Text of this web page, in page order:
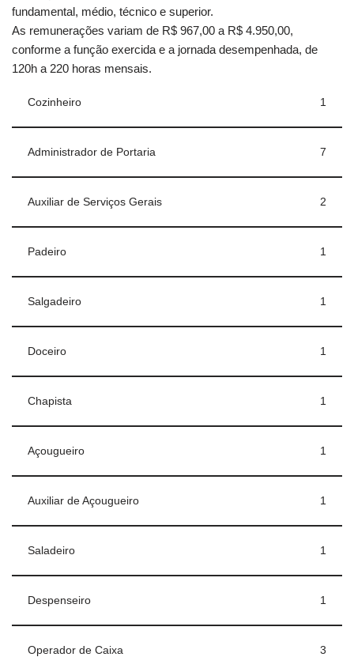
fundamental, médio, técnico e superior.
As remunerações variam de R$ 967,00 a R$ 4.950,00,
conforme a função exercida e a jornada desempenhada, de
120h a 220 horas mensais.
Cozinheiro 1
Administrador de Portaria 7
Auxiliar de Serviços Gerais 2
Padeiro 1
Salgadeiro 1
Doceiro 1
Chapista 1
Açougueiro 1
Auxiliar de Açougueiro 1
Saladeiro 1
Despenseiro 1
Operador de Caixa 3